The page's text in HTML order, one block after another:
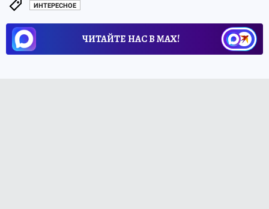
ИНТЕРЕСНОЕ
ЧИТАЙТЕ НАС В МАХ!